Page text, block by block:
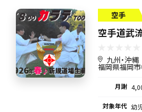
空手
空手道武
九州・沖縄
福岡県福岡
月謝
対象年代 幼